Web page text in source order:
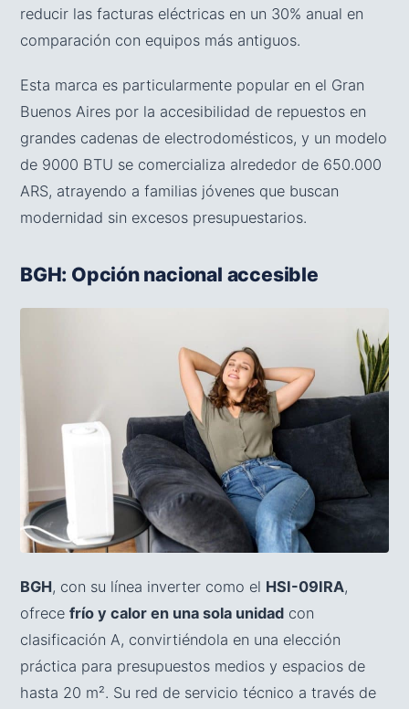
reducir las facturas eléctricas en un 30% anual en
comparación con equipos más antiguos.
Esta marca es particularmente popular en el Gran
Buenos Aires por la accesibilidad de repuestos en
grandes cadenas de electrodomésticos, y un modelo
de 9000 BTU se comercializa alrededor de 650.000
ARS, atrayendo a familias jóvenes que buscan
modernidad sin excesos presupuestarios.
BGH: Opción nacional accesible
BGH, con su línea inverter como el HSI-09IRA,
ofrece frío y calor en una sola unidad con
clasificación A, convirtiéndola en una elección
práctica para presupuestos medios y espacios de
hasta 20 m². Su red de servicio técnico a través de